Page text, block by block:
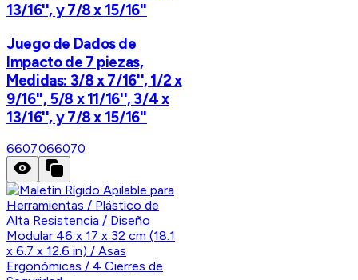
13/16'', y 7/8 x 15/16''
Juego de Dados de
Impacto de 7 piezas,
Medidas: 3/8 x 7/16'', 1/2 x
9/16'', 5/8 x 11/16'', 3/4 x
13/16'', y 7/8 x 15/16''
6607066070